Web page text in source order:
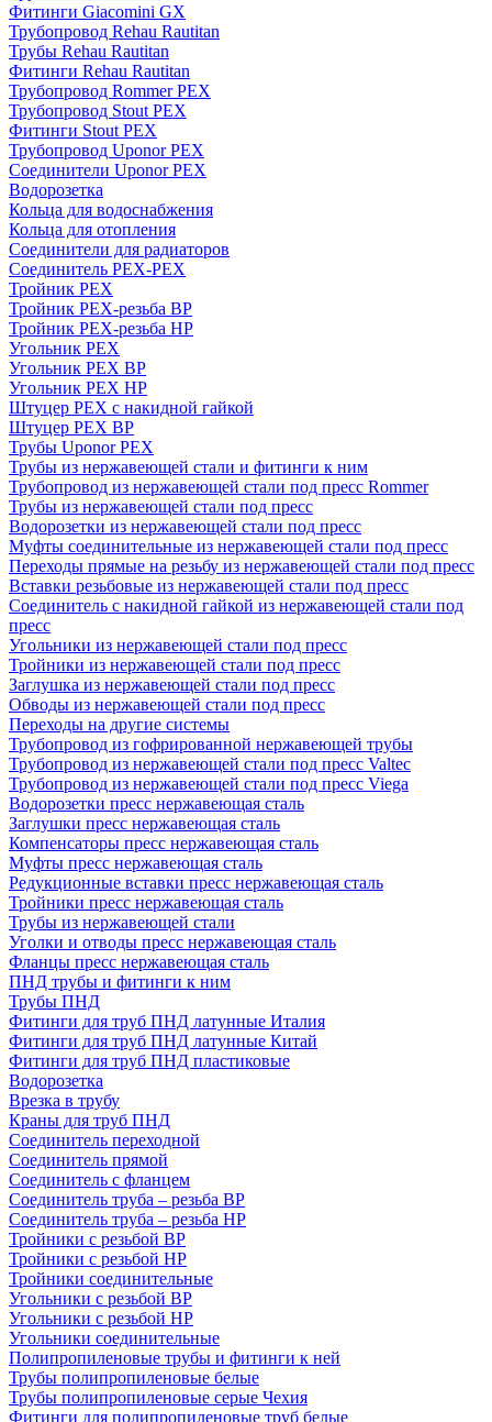
Фитинги Giacomini GX
Трубопровод Rehau Rautitan
Трубы Rehau Rautitan
Фитинги Rehau Rautitan
Трубопровод Rommer PEX
Трубопровод Stout PEX
Фитинги Stout PEX
Трубопровод Uponor PEX
Соединители Uponor PEX
Водорозетка
Кольца для водоснабжения
Кольца для отопления
Соединители для радиаторов
Соединитель PEX-PEX
Тройник PEX
Тройник PEX-резьба ВР
Тройник PEX-резьба НР
Угольник PEX
Угольник PEX ВР
Угольник PEX НР
Штуцер PEX c накидной гайкой
Штуцер PEX ВР
Трубы Uponor PEX
Трубы из нержавеющей стали и фитинги к ним
Трубопровод из нержавеющей стали под пресс Rommer
Трубы из нержавеющей стали под пресс
Водорозетки из нержавеющей стали под пресс
Муфты соединительные из нержавеющей стали под пресс
Переходы прямые на резьбу из нержавеющей стали под пресс
Вставки резьбовые из нержавеющей стали под пресс
Соединитель с накидной гайкой из нержавеющей стали под
пресс
Угольники из нержавеющей стали под пресс
Тройники из нержавеющей стали под пресс
Заглушка из нержавеющей стали под пресс
Обводы из нержавеющей стали под пресс
Переходы на другие системы
Трубопровод из гофрированной нержавеющей трубы
Трубопровод из нержавеющей стали под пресс Valtec
Трубопровод из нержавеющей стали под пресс Viega
Водорозетки пресс нержавеющая сталь
Заглушки пресс нержавеющая сталь
Компенсаторы пресс нержавеющая сталь
Муфты пресс нержавеющая сталь
Редукционные вставки пресс нержавеющая сталь
Тройники пресс нержавеющая сталь
Трубы из нержавеющей стали
Уголки и отводы пресс нержавеющая сталь
Фланцы пресс нержавеющая сталь
ПНД трубы и фитинги к ним
Трубы ПНД
Фитинги для труб ПНД латунные Италия
Фитинги для труб ПНД латунные Китай
Фитинги для труб ПНД пластиковые
Водорозетка
Врезка в трубу
Краны для труб ПНД
Соединитель переходной
Соединитель прямой
Соединитель с фланцем
Соединитель труба – резьба ВР
Соединитель труба – резьба НР
Тройники с резьбой ВР
Тройники с резьбой НР
Тройники соединительные
Угольники с резьбой ВР
Угольники с резьбой НР
Угольники соединительные
Полипропиленовые трубы и фитинги к ней
Трубы полипропиленовые белые
Трубы полипропиленовые серые Чехия
Фитинги для полипропиленовые труб белые